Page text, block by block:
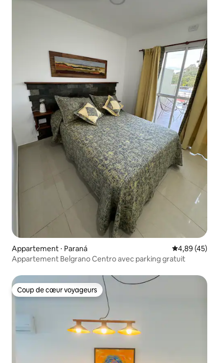
Appartement ⋅ Paraná Évaluation
4,89 (45)
Appartement Belgrano Centro avec parking gratuit
Coup de cœur voyageurs
Coup de cœur voyageurs